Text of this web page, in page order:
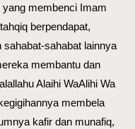
yang membenci Imam
berpendapat,
sahabat lainnya
membantu dan
Alaihi WaAlihi Wa
membela
kafir dan munafiq,